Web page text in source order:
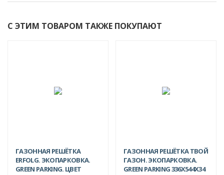
С ЭТИМ ТОВАРОМ ТАКЖЕ ПОКУПАЮТ
ГАЗОННАЯ РЕШЁТКА
ERFOLG. ЭКОПАРКОВКА.
GREEN PARKING. ЦВЕТ
ГАЗОННАЯ РЕШЁТКА ТВОЙ
ГАЗОН. ЭКОПАРКОВКА.
GREEN PARKING 336Х544Х34